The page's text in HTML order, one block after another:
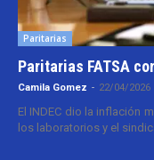
Paritarias
Paritarias FATSA
Camila Gomez - 22/04/2026
El INDEC dio la inflación
los laboratorios y el